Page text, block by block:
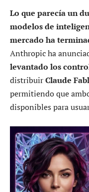
Lo que parecía un
modelos de
mercado ha
Anthropic ha
levantado los
distribuirClaude
permitiendo que
disponibles para